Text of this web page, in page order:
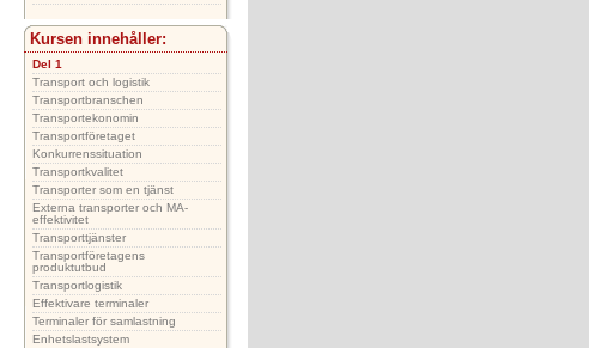
Kursen innehåller:
Del 1
Transport och logistik
Transportbranschen
Transportekonomin
Transportföretaget
Konkurrenssituation
Transportkvalitet
Transporter som en tjänst
Externa transporter och MA-
effektivitet
Transporttjänster
Transportföretagens
produktutbud
Transportlogistik
Effektivare terminaler
Terminaler för samlastning
Enhetslastsystem